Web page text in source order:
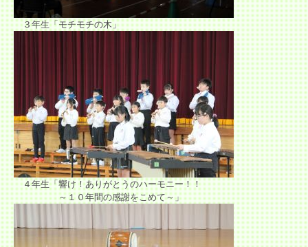
３年生「モチモチの木」
４年生「響け！ありがとうのハーモニー！！
～１０年間の感謝をこめて～」